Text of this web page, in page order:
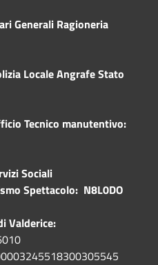
Generali Ragioneria
Locale Angrafe Stato
Tecnico manutentivo:
Sociali
Spettacolo: N8L0DO
Valderice: